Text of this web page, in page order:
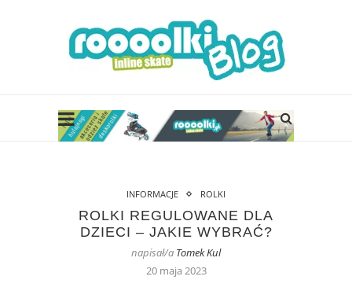
INFORMACJE ROLKI
ROLKI REGULOWANE DLA
DZIECI – JAKIE WYBRAĆ?
napisał/a Tomek Kul
20 maja 2023